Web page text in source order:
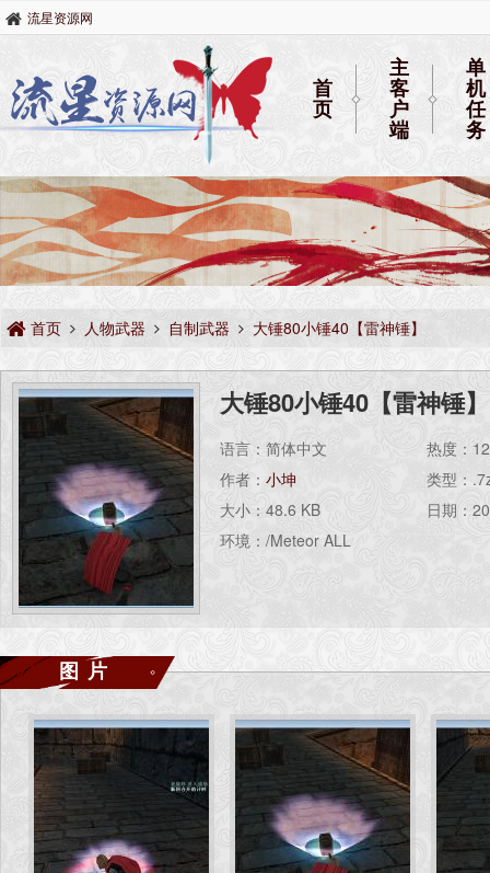
流星资源网
首
页
主
客
户
端
单
机
任
务
首页 人物武器 自制武器 大锤80小锤40【雷神锤】
大锤80小锤40【雷神锤】
语言：简体中文
作者： 小坤
大小：48.6 KB
环境：/Meteor ALL
热度：
类型：
日期：
图片